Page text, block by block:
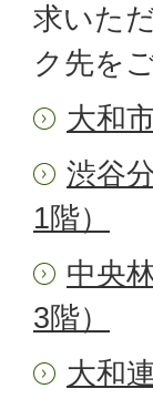
求いた
ク先を
大和
渋谷
1階）
中央
3階）
大和